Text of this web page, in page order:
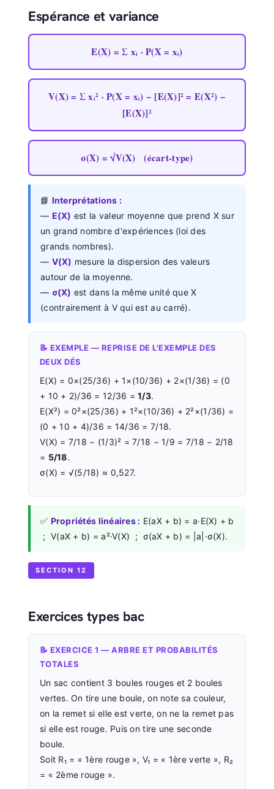
Espérance et variance
E(X) = Σ xᵢ · P(X = xᵢ)
V(X) = Σ xᵢ² · P(X = xᵢ) − [E(X)]² = E(X²) −
[E(X)]²
σ(X) = √V(X) (écart-type)
📘 Interprétations :
— E(X) est la valeur moyenne que prend X sur
un grand nombre d'expériences (loi des
grands nombres).
— V(X) mesure la dispersion des valeurs
autour de la moyenne.
— σ(X) est dans la même unité que X
(contrairement à V qui est au carré).
📝 EXEMPLE — REPRISE DE L'EXEMPLE DES
DEUX DÉS
E(X) = 0×(25/36) + 1×(10/36) + 2×(1/36) = (0
+ 10 + 2)/36 = 12/36 =1/3.
E(X²) = 0²×(25/36) + 1²×(10/36) + 2²×(1/36) =
(0 + 10 + 4)/36 = 14/36 = 7/18.
V(X) = 7/18 − (1/3)² = 7/18 − 1/9 = 7/18 − 2/18
= 5/18.
σ(X) = √(5/18) ≈ 0,527.
✅ Propriétés linéaires : E(aX + b) = a·E(X) + b
; V(aX + b) = a²·V(X) ; σ(aX + b) = |a|·σ(X).
SECTION 12
Exercices types bac
📝 EXERCICE 1 — ARBRE ET PROBABILITÉS
TOTALES
Un sac contient 3 boules rouges et 2 boules
vertes. On tire une boule, on note sa couleur,
on la remet si elle est verte, on ne la remet pas
si elle est rouge. Puis on tire une seconde
boule.
Soit R₁ = « 1ère rouge », V₁ = « 1ère verte », R₂
= « 2ème rouge ».